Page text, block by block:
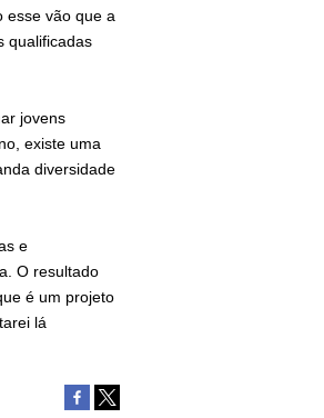
esse vão que a
qualificadas
jovens
existe uma
diversidade
e
O resultado
é um projeto
lá